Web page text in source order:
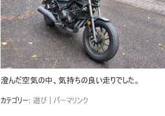
澄んだ空気の中、気持ちの良い走りでした。
カテゴリー: 遊び パーマリンク